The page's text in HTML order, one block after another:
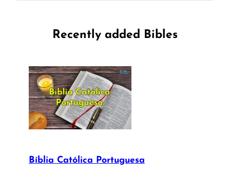
Recently added Bibles
Bíblia Católica Portuguesa